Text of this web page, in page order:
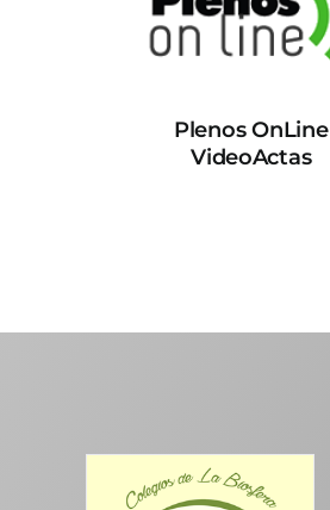
Plenos OnLine
VideoActas